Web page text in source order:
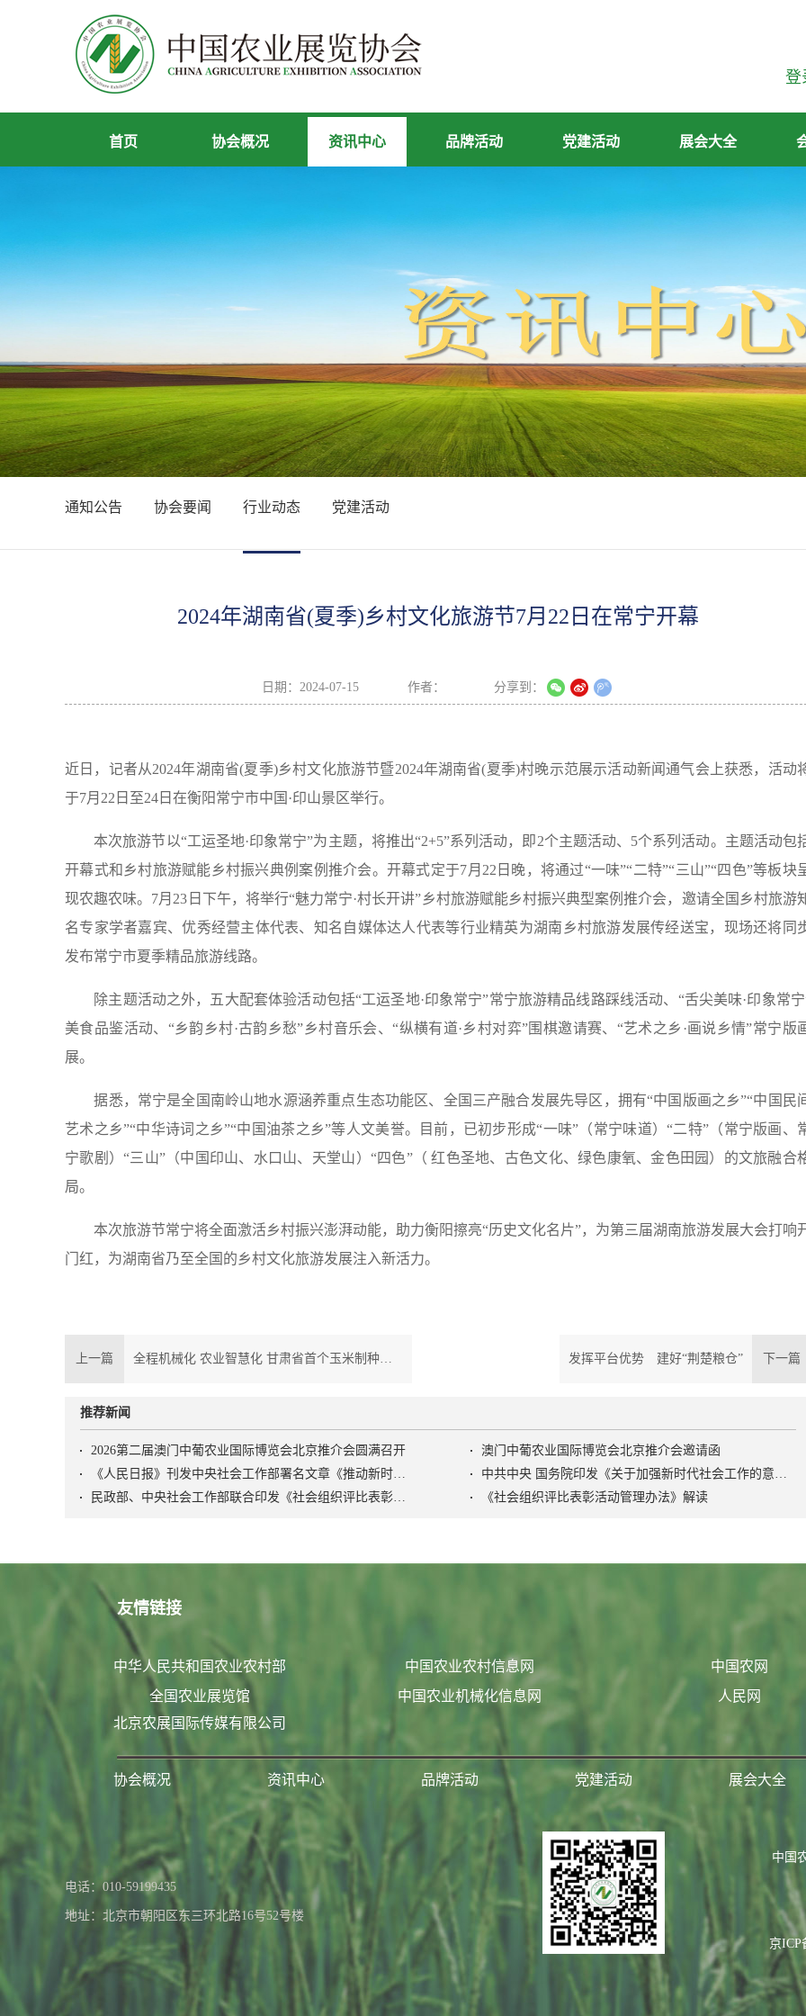
登
首页 协会概况 资讯中心 品牌活动 党建活动 展会大全
通知公告 协会要闻 行业动态 党建活动
2024年湖南省(夏季)乡村文化旅游节7月22日在常宁开幕
日期： 2024-07-15 作者： 分享到：
近日，记者从2024年湖南省(夏季)乡村文化旅游节暨2024年湖南省(夏季)村晚示范展示活动新闻通气会上获悉，活动
于7月22日至24日在衡阳常宁市中国·印山景区举行。
本次旅游节以“工运圣地·印象常宁”为主题，将推出“2+5”系列活动，即2个主题活动、5个系列活动。主题活动包
开幕式和乡村旅游赋能乡村振兴典例案例推介会。开幕式定于7月22日晚，将通过“一味”“二特”“三山”“四色”等板块
现农趣农味。7月23日下午，将举行“魅力常宁·村长开讲”乡村旅游赋能乡村振兴典型案例推介会，邀请全国乡村旅游
名专家学者嘉宾、优秀经营主体代表、知名自媒体达人代表等行业精英为湖南乡村旅游发展传经送宝，现场还将同
发布常宁市夏季精品旅游线路。
除主题活动之外，五大配套体验活动包括“工运圣地·印象常宁”常宁旅游精品线路踩线活动、“舌尖美味·印象常宁
美食品鉴活动、“乡韵乡村·古韵乡愁”乡村音乐会、“纵横有道·乡村对弈”围棋邀请赛、“艺术之乡·画说乡情”常宁版
展。
据悉，常宁是全国南岭山地水源涵养重点生态功能区、全国三产融合发展先导区，拥有“中国版画之乡”“中国民
艺术之乡”“中华诗词之乡”“中国油茶之乡”等人文美誉。目前，已初步形成“一味”（常宁味道）“二特”（常宁版画、
宁歌剧）“三山”（中国印山、水口山、天堂山）“四色”（ 红色圣地、古色文化、绿色康氧、金色田园）的文旅融合
局。
本次旅游节常宁将全面激活乡村振兴澎湃动能，助力衡阳擦亮“历史文化名片”，为第三届湖南旅游发展大会打响
门红，为湖南省乃至全国的乡村文化旅游发展注入新活力。
上一篇 全程机械化 农业智慧化 甘肃省首个玉米制种无人化农场取得新突破 下一
发挥平台优势 建好“荆楚粮仓”
推荐新闻
2026第二届澳门中葡农业国际博览会北京推介会圆满召开
澳门中葡农业国际博览会北京推介会邀请函
《人民日报》刊发中央社会工作部署名文章《推动新时代社会工作高质量发展 坚定不移走中国特色社会主义社会治理之路》
中共中央 国务院印发《关于加强新时代社会工作的意见》
民政部、中央社会工作部联合印发《社会组织评比表彰活动管理办法》
《社会组织评比表彰活动管理办法》解读
友情链接
中华人民共和国农业农村部
全国农业展览馆
北京农展国际传媒有限公司
中国农业农村信息网
中国农业机械化信息网
中国农网
人民网
协会概况 资讯中心 品牌活动 党建活动 展会大全
电话：010-59199435
地址：北京市朝阳区东三环北路16号52号楼
中国
京ICP